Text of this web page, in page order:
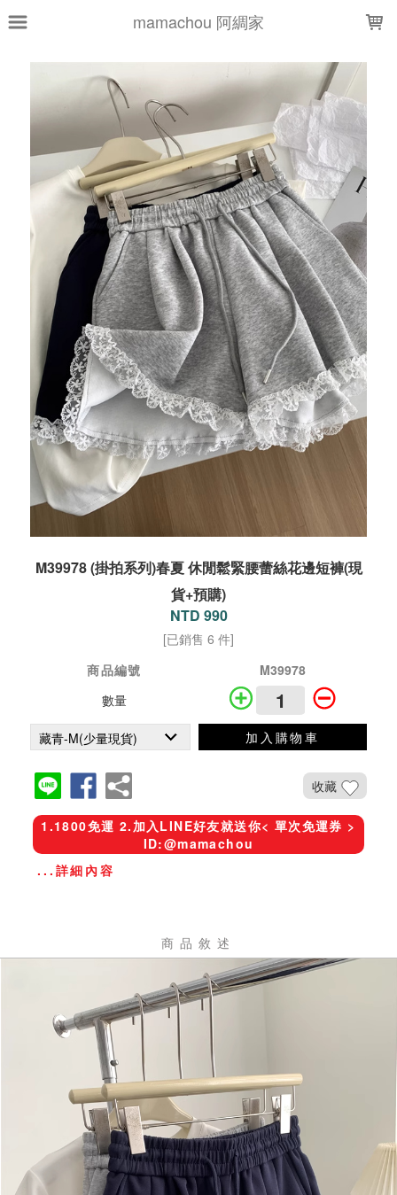
mamachou 阿綢家
M39978 (掛拍系列)春夏 休閒鬆緊腰蕾絲花邊短褲(現
貨+預購)
NTD 990
[已銷售 6 件]
商品編號
M39978
數量
加入購物車
收藏
1.1800免運 2.加入LINE好友就送你< 單次免運券 >
ID:@mamachou
...詳細內容
商品敘述